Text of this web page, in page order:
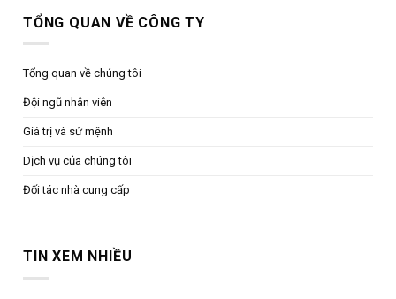
TỔNG QUAN VỀ CÔNG TY
Tổng quan về chúng tôi
Đội ngũ nhân viên
Giá trị và sứ mệnh
Dịch vụ của chúng tôi
Đối tác nhà cung cấp
TIN XEM NHIỀU